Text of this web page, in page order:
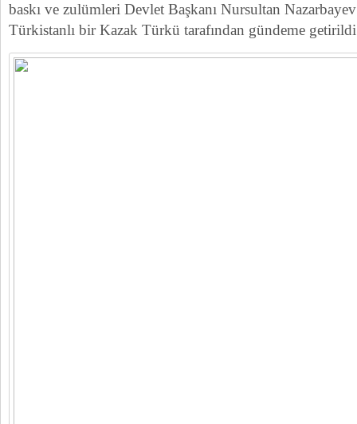
baskı ve zulümleri Devlet Başkanı Nursultan
Türkistanlı bir Kazak Türkü tarafından gündeme